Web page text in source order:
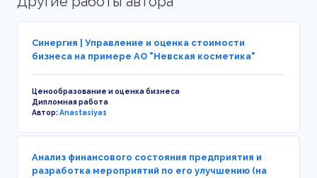
Синергия | Управление и оценка стоимости
бизнеса на примере АО "Невская косметика"
Ценообразование и оценка бизнеса
Дипломная работа
Автор:Anastasiya1
Анализ финансового состояния предприятия и
разработка мероприятий по его улучшению (на